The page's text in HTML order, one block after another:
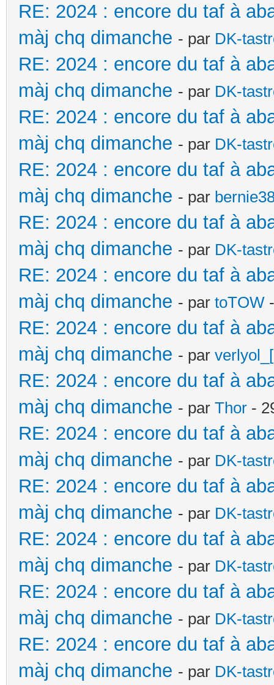
RE: 2024 : encore du taf à
màj chq dimanche - par DK-
RE: 2024 : encore du taf à
màj chq dimanche - par DK-
RE: 2024 : encore du taf à
màj chq dimanche - par DK-
RE: 2024 : encore du taf à
màj chq dimanche - par
RE: 2024 : encore du taf à
màj chq dimanche - par DK-
RE: 2024 : encore du taf à
màj chq dimanche - par toTOW
RE: 2024 : encore du taf à
màj chq dimanche - par
RE: 2024 : encore du taf à
màj chq dimanche - par Thor -
RE: 2024 : encore du taf à
màj chq dimanche - par DK-
RE: 2024 : encore du taf à
màj chq dimanche - par DK-
RE: 2024 : encore du taf à
màj chq dimanche - par DK-
RE: 2024 : encore du taf à
màj chq dimanche - par DK-
RE: 2024 : encore du taf à
màj chq dimanche - par DK-